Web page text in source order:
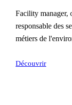
Facility manager,
responsable des
métiers de
Découvrir